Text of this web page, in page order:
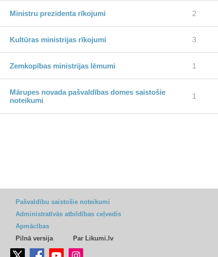
Ministru prezidenta rīkojumi 2
Kultūras ministrijas rīkojumi 3
Zemkopības ministrijas lēmumi 1
Mārupes novada pašvaldības domes saistošie
noteikumi
1
Pašvaldību saistošie noteikumi
Administratīvās atbildības ceļvedis
Apmācības
Pilnā versija
Par Likumi.lv